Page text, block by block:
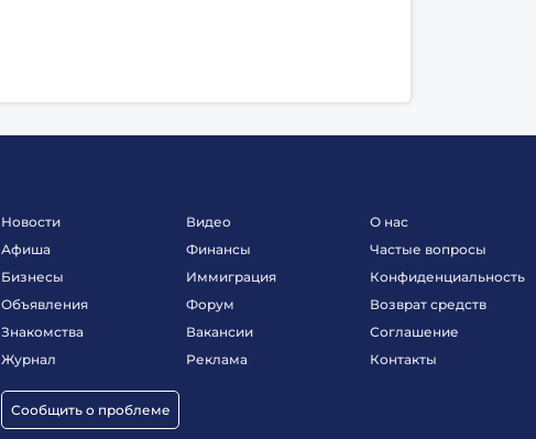
Новости
Афиша
Бизнесы
Объявления
Знакомства
Журнал
Сообщить о проблеме
Видео
Финансы
Иммиграция
Форум
Вакансии
Реклама
О нас
Частые вопросы
Конфиденциальность
Возврат средств
Соглашение
Контакты